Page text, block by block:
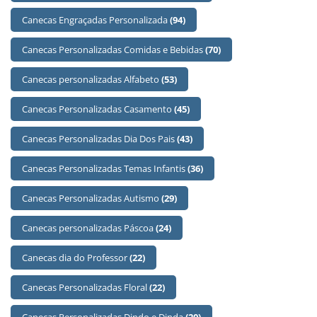
Canecas Engraçadas Personalizada(94)
Canecas Personalizadas Comidas e Bebidas(70)
Canecas personalizadas Alfabeto (53)
Canecas Personalizadas Casamento (45)
Canecas Personalizadas Dia Dos Pais(43)
Canecas Personalizadas Temas Infantis(36)
Canecas Personalizadas Autismo (29)
Canecas personalizadas Páscoa(24)
Canecas dia do Professor(22)
Canecas Personalizadas Floral(22)